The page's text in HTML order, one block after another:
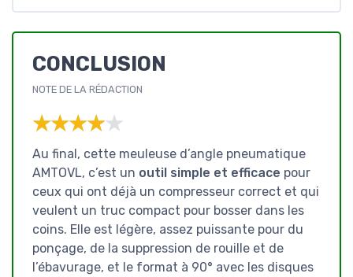
CONCLUSION
NOTE DE LA RÉDACTION
★★★★★
★★★★★
Au final, cette meuleuse d’angle pneumatique
AMTOVL, c’est un outil simple et efficace pour
ceux qui ont déjà un compresseur correct et qui
veulent un truc compact pour bosser dans les
coins. Elle est légère, assez puissante pour du
ponçage, de la suppression de rouille et de
l’ébavurage, et le format à 90° avec les disques